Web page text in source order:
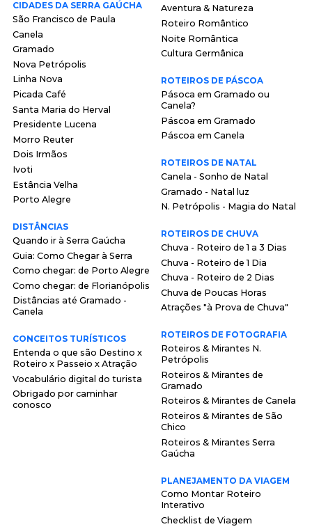
CIDADES DA SERRA GAÚCHA
São Francisco de Paula
Canela
Gramado
Nova Petrópolis
Linha Nova
Picada Café
Santa Maria do Herval
Presidente Lucena
Morro Reuter
Dois Irmãos
Ivoti
Estância Velha
Porto Alegre
DISTÂNCIAS
Quando ir à Serra Gaúcha
Guia: Como Chegar à Serra
Como chegar: de Porto Alegre
Como chegar: de Florianópolis
Distâncias até Gramado -
Canela
CONCEITOS TURÍSTICOS
Entenda o que são Destino x
Roteiro x Passeio x Atração
Vocabulário digital do turista
Obrigado por caminhar
conosco
Aventura & Natureza
Roteiro Romântico
Noite Romântica
Cultura Germânica
ROTEIROS DE PÁSCOA
Pásoca em Gramado ou
Canela?
Páscoa em Gramado
Páscoa em Canela
ROTEIROS DE NATAL
Canela - Sonho de Natal
Gramado - Natal luz
N. Petrópolis - Magia do Natal
ROTEIROS DE CHUVA
Chuva - Roteiro de 1 a 3 Dias
Chuva - Roteiro de 1 Dia
Chuva - Roteiro de 2 Dias
Chuva de Poucas Horas
Atrações "à Prova de Chuva"
ROTEIROS DE FOTOGRAFIA
Roteiros & Mirantes N.
Petrópolis
Roteiros & Mirantes de
Gramado
Roteiros & Mirantes de Canela
Roteiros & Mirantes de São
Chico
Roteiros & Mirantes Serra
Gaúcha
PLANEJAMENTO DA VIAGEM
Como Montar Roteiro
Interativo
Checklist de Viagem